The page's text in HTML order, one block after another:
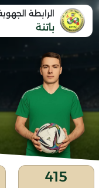
الرابطة
باتنة
415